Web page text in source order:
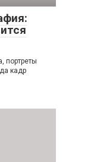
портреты
кадр